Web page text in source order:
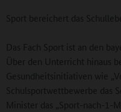
Sport bereichert das
Das Fach Sport ist an den
Über den Unterricht hinaus
Gesundheitsinitiativen wie
Schulsportwettbewerbe das
Minister das „Sport-nach-1-